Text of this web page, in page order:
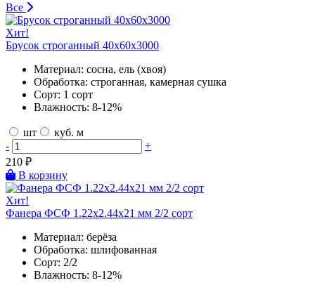
Все
Хит!
Брусок строганный 40х60х3000
Материал: сосна, ель (хвоя)
Обработка: строганная, камерная сушка
Сорт: 1 сорт
Влажность: 8-12%
шт
куб. м
-
+
210 ₽
В корзину
Хит!
Фанера ФСФ 1.22х2.44х21 мм 2/2 сорт
Материал: берёза
Обработка: шлифованная
Сорт: 2/2
Влажность: 8-12%